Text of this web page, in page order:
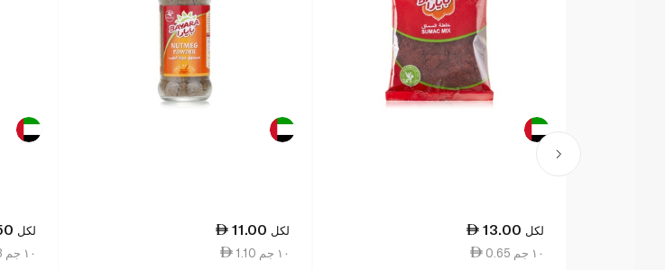
13.00 لكل
0.65 ١٠ جم
11.00 لكل
1.10 ١٠ جم
لكل
0.63 ١٠ جم